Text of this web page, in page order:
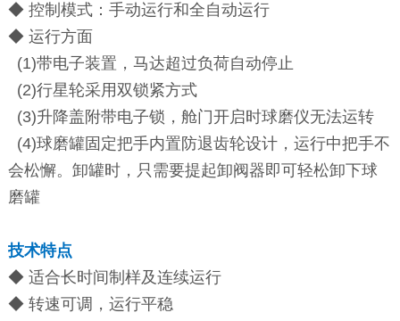
◆ 控制模式：手动运行和全自动运行
◆ 运行方面
(1)带电子装置，马达超过负荷自动停止
(2)行星轮采用双锁紧方式
(3)升降盖附带电子锁，舱门开启时球磨仪无法运转
(4)球磨罐固定把手内置防退齿轮设计，运行中把手不
会松懈。卸罐时，只需要提起卸阀器即可轻松卸下球
磨罐
技术特点
◆ 适合长时间制样及连续运行
◆ 转速可调，运行平稳